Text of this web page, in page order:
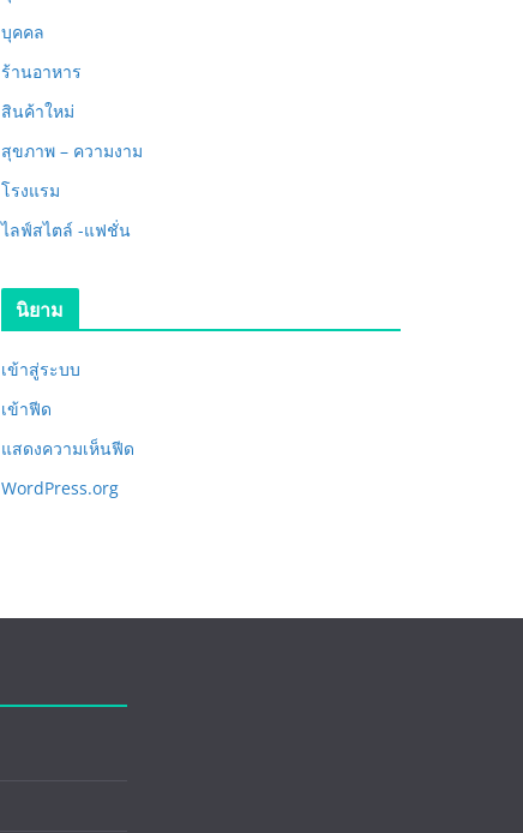
บุคคล
ร้านอาหาร
สินค้าใหม่
สุขภาพ – ความงาม
โรงแรม
ไลฟ์สไตล์ -แฟชั่น
นิยาม
เข้าสู่ระบบ
เข้าฟีด
แสดงความเห็นฟีด
WordPress.org